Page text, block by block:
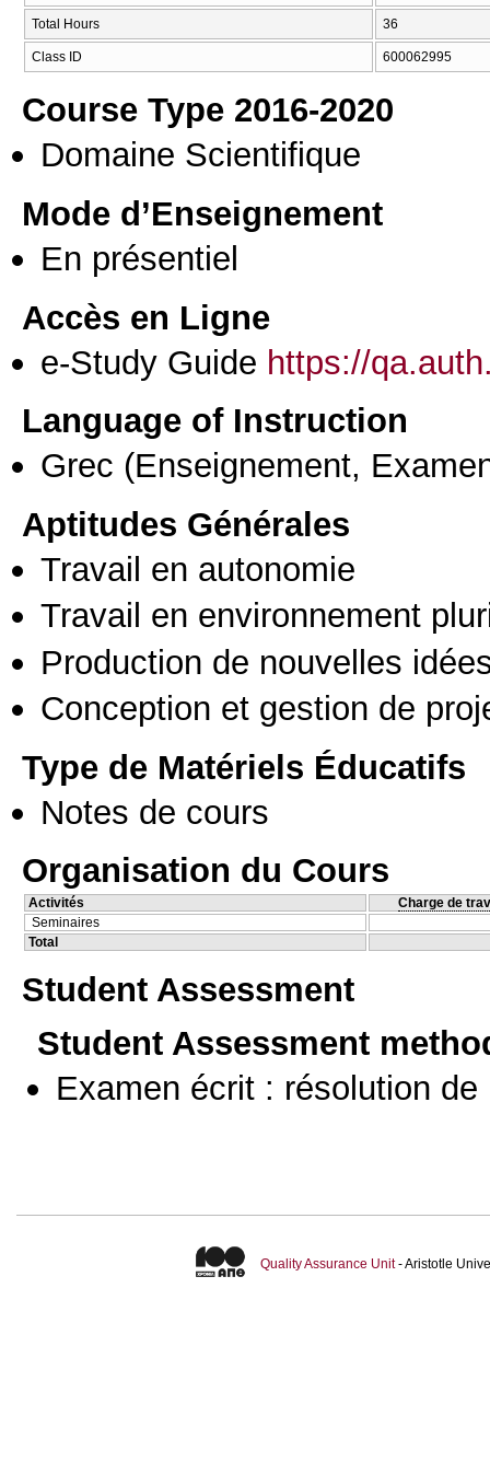
Total Hours 36
Class ID 600062995
Course Type 2016-2020
Domaine Scientifique
Mode d’Enseignement
En présentiel
Accès en Ligne
e-Study Guide https://
Language of Instruction
Grec (Enseignement,
Aptitudes Générales
Travail en autonomie
Travail en environnement
Production de nouvelles
Conception et gestion de
Type de Matériels Éducatifs
Notes de cours
Organisation du Cours
Activités
Charge de
Seminaires
Total
Student Assessment
Student Assessment
Examen écrit : résolution de
Quality Assurance Unit- Aristotle